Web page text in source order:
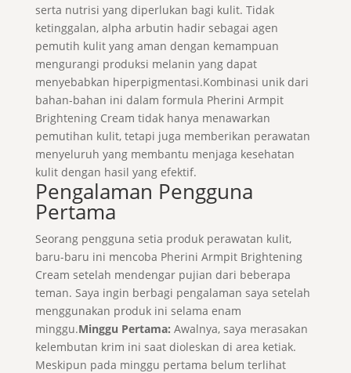
serta nutrisi yang diperlukan bagi kulit. Tidak
ketinggalan, alpha arbutin hadir sebagai agen
pemutih kulit yang aman dengan kemampuan
mengurangi produksi melanin yang dapat
menyebabkan hiperpigmentasi.Kombinasi unik dari
bahan-bahan ini dalam formula Pherini Armpit
Brightening Cream tidak hanya menawarkan
pemutihan kulit, tetapi juga memberikan perawatan
menyeluruh yang membantu menjaga kesehatan
kulit dengan hasil yang efektif.
Pengalaman Pengguna
Pertama
Seorang pengguna setia produk perawatan kulit,
baru-baru ini mencoba Pherini Armpit Brightening
Cream setelah mendengar pujian dari beberapa
teman. Saya ingin berbagi pengalaman saya setelah
menggunakan produk ini selama enam
minggu.Minggu Pertama: Awalnya, saya merasakan
kelembutan krim ini saat dioleskan di area ketiak.
Meskipun pada minggu pertama belum terlihat